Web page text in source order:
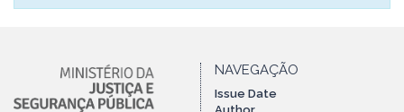
NAVEGAÇÃO
Issue Date